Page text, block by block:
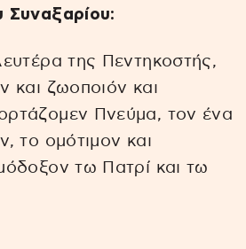
Συναξαρίου:
της Πεντηκοστής,
και ζωοποιόν και
Πνεύμα, τον ένα
το ομότιμον και
τω Πατρί και τω